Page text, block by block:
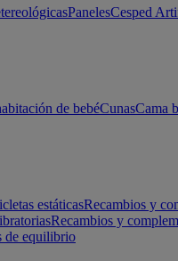
PanelesCesped
de bebéCunasCama
estáticasRecambios y
Recambios y
de equilibrio